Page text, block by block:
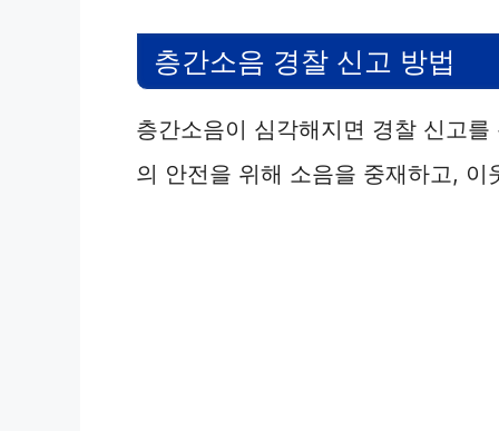
층간소음 경찰 신고 방법
층간소음이 심각해지면 경찰 신고
의 안전을 위해 소음을 중재하고,